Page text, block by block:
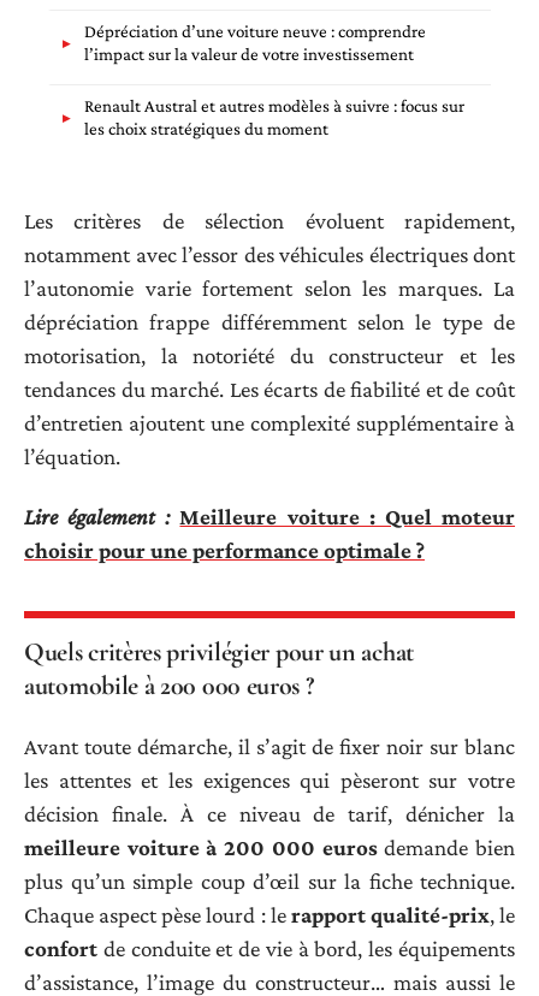
Dépréciation d’une voiture neuve : comprendre
l’impact sur la valeur de votre investissement
Renault Austral et autres modèles à suivre : focus sur
les choix stratégiques du moment
Les critères de sélection évoluent rapidement,
notamment avec l’essor des véhicules électriques dont
l’autonomie varie fortement selon les marques. La
dépréciation frappe différemment selon le type de
motorisation, la notoriété du constructeur et les
tendances du marché. Les écarts de fiabilité et de coût
d’entretien ajoutent une complexité supplémentaire à
l’équation.
Lire également : Meilleure voiture : Quel moteur
choisir pour une performance optimale ?
Quels critères privilégier pour un achat
automobile à 200 000 euros ?
Avant toute démarche, il s’agit de fixer noir sur blanc
les attentes et les exigences qui pèseront sur votre
décision finale. À ce niveau de tarif, dénicher la
meilleure voiture à 200 000 eurosdemande bien
plus qu’un simple coup d’œil sur la fiche technique.
Chaque aspect pèse lourd : lerapport qualité-prix, le
confort de conduite et de vie à bord, les équipements
d’assistance, l’image du constructeur… mais aussi le